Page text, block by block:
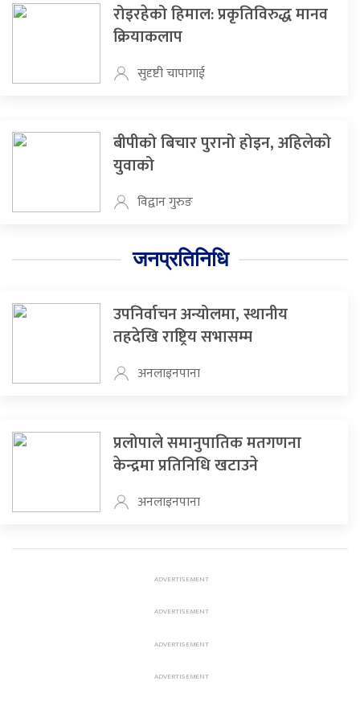
रोइरहेको हिमाल: प्रकृतिविरुद्ध मानव
क्रियाकलाप
सुदृष्टी चापागाई
बीपीको बिचार पुरानो होइन, अहिलेको
युवाको
विद्वान गुरुङ
जनप्रतिनिधि
उपनिर्वाचन अन्योलमा, स्थानीय
तहदेखि राष्ट्रिय सभासम्म
अनलाइनपाना
प्रलोपाले समानुपातिक मतगणना
केन्द्रमा प्रतिनिधि खटाउने
अनलाइनपाना